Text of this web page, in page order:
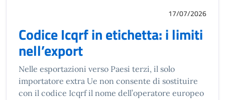
17/07/2026
Codice Icqrf in etichetta: i limiti
nell’export
Nelle esportazioni verso Paesi terzi, il solo
importatore extra Ue non consente di sostituire
con il codice Icqrf il nome dell’operatore europeo